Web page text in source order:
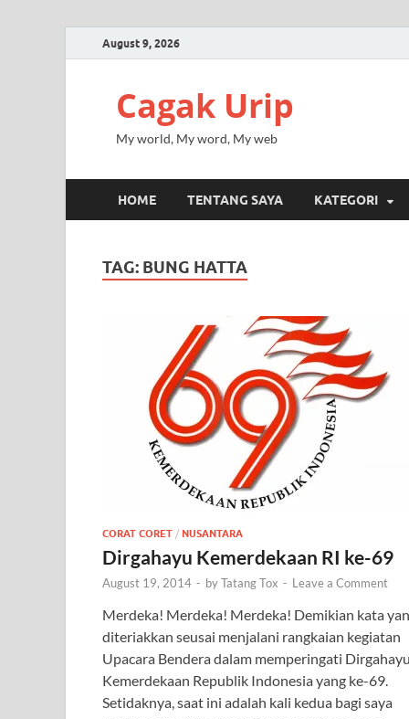
August 9, 2026
Cagak Urip
My world, My word, My web
HOME TENTANG SAYA KATEGORI
TAG: BUNG HATTA
CORAT CORET / NUSANTARA
Dirgahayu Kemerdekaan RI ke-69
August 19, 2014 - byTatang Tox - Leave a Comment
Merdeka! Merdeka! Merdeka! Demikian kata
diteriakkan seusai menjalani rangkaian kegiatan
Upacara Bendera dalam memperingati
Kemerdekaan Republik Indonesia yang ke-69.
Setidaknya, saat ini adalah kali kedua bagi saya